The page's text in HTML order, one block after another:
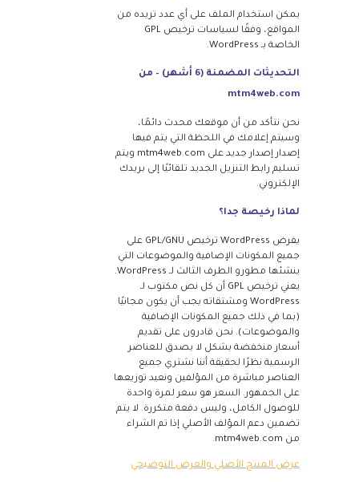
يمكن استخدام الملف على أي عدد تريده من
المواقع، وفقًا لسياسات ترخيص GPL
الخاصة بـ WordPress.
التحديثات المضمنة (6 أشهر) – من
mtm4web.com
نحن نتأكد من أن موقعك محدث دائمًا،
وسيتم إعلامك في اللحظة التي يتم فيها
إصدار إصدار جديد على mtm4web.com ويتم
تسليم رابط التنزيل الجديد تلقائيًا إلى بريدك
الإلكتروني.
لماذا رخيصة جدا؟
يفرض WordPress ترخيص GPL/GNU على
جميع المكونات الإضافية والموضوعات التي
ينشئها مطورو الطرف الثالث لـ WordPress.
يعني ترخيص GPL أن كل نص مكتوب لـ
WordPress ومشتقاته يجب أن يكون مجانيًا
(بما في ذلك جميع المكونات الإضافية
والموضوعات). نحن قادرون على تقديم
أسعار منخفضة بشكل لا يصدق للعناصر
الرسمية نظرًا لحقيقة أننا نشتري جميع
العناصر مباشرة من المؤلفين ونعيد توزيعها
على الجمهور. السعر هو سعر لمرة واحدة
للوصول الكامل، وليس دفعة متكررة. لا يتم
تضمين دعم المؤلف الأصلي إذا تم الشراء
من mtm4web.com.
عرض المنتج الأصلي والعرض التوضيحي